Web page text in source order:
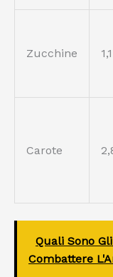
Zucchine 1,1
Carote
Quali Sono
Combattere